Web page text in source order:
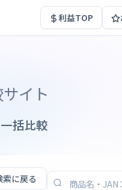
利益TOP
イト
括比較
索に戻る